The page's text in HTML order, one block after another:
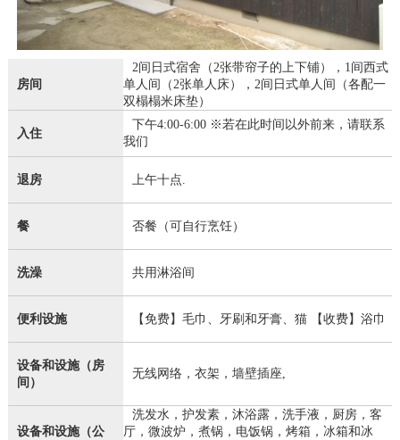
房间
2间日式宿舍（2张带帘子的上下铺），1间西式
单人间（2张单人床），2间日式单人间（各配一
双榻榻米床垫）
入住
下午4:00-6:00 ※若在此时间以外前来，请联系
我们
退房 上午十点.
餐 否餐（可自行烹饪）
洗澡 共用淋浴间
便利设施 【免费】毛巾、牙刷和牙膏、猫 【收费】浴巾
设备和设施（房
间）
无线网络，衣架，墙壁插座,
设备和设施（公
洗发水，护发素，沐浴露，洗手液，厨房，客
厅，微波炉，煮锅，电饭锅，烤箱，冰箱和冰